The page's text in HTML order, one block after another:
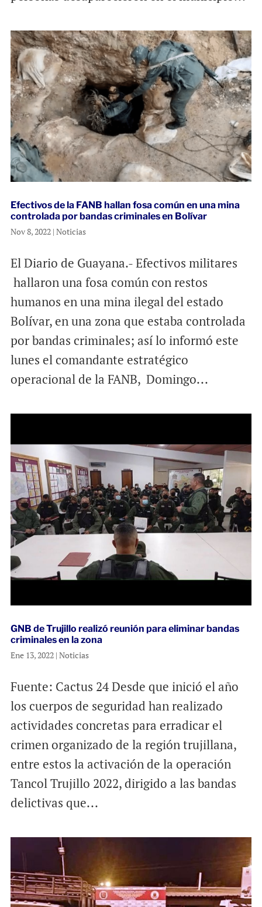
Efectivos de la FANB hallan fosa común en una mina
controlada por bandas criminales en Bolívar
Nov 8, 2022| Noticias
El Diario de Guayana.- Efectivos militares
hallaron una fosa común con restos
humanos en una mina ilegal del estado
Bolívar, en una zona que estaba controlada
por bandas criminales; así lo informó este
lunes el comandante estratégico
operacional de la FANB, Domingo...
GNB de Trujillo realizó reunión para eliminar bandas
criminales en la zona
Ene 13, 2022| Noticias
Fuente: Cactus 24 Desde que inició el año
los cuerpos de seguridad han realizado
actividades concretas para erradicar el
crimen organizado de la región trujillana,
entre estos la activación de la operación
Tancol Trujillo 2022, dirigido a las bandas
delictivas que...